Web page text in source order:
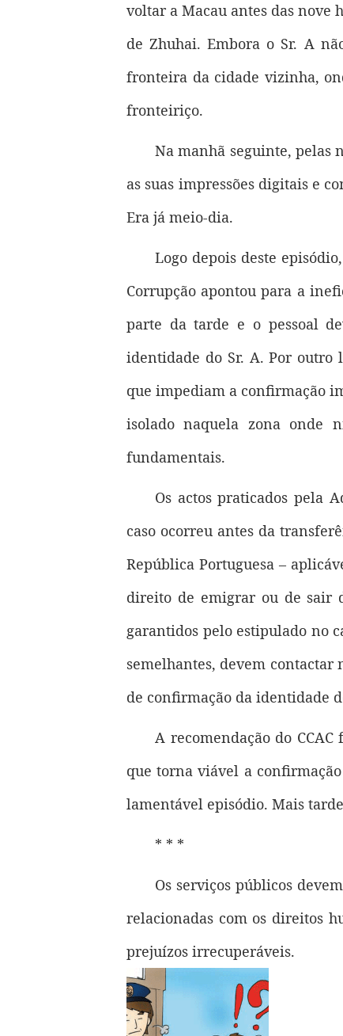
voltar a Macau antes das nove
de Zhuhai. Embora o Sr. A
fronteira da cidade vizinha,
fronteiriço.
Na manhã seguinte, pelas
as suas impressões digitais e
Era já meio-dia.
Logo depois deste
Corrupção apontou para a
parte da tarde e o pessoal
identidade do Sr. A. Por outro
que impediam a confirmação
isolado naquela zona onde
fundamentais.
Os actos praticados pela
caso ocorreu antes da
República Portuguesa –
direito de emigrar ou de sair
garantidos pelo estipulado no
semelhantes, devem contactar
de confirmação da identidade
A recomendação do
que torna viável a
lamentável episódio. Mais
* * *
Os serviços públicos
relacionadas com os direitos
prejuízos irrecuperáveis.